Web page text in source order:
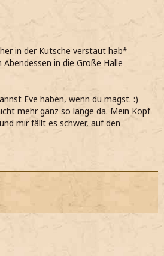
in der Kutsche verstaut hab*
in die Große Halle
Eve haben, wenn du magst. :)
mehr ganz so lange da. Mein Kopf
mir fällt es schwer, auf den